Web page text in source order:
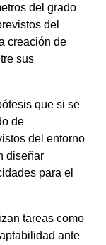
del grado
del
creación de
sus
que si se
de
del entorno
diseñar
para el
tareas como
ante